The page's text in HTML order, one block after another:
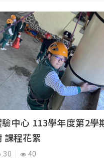
中心 113學年度第2學
課程花絮
40